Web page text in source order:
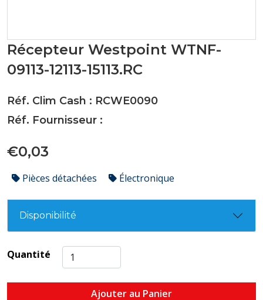
Récepteur Westpoint WTNF-
09113-12113-15113.RC
Réf. Clim Cash : RCWE0090
Réf. Fournisseur :
€0,03
Pièces détachées Électronique
Disponibilité
Quantité
Ajouter au Panier